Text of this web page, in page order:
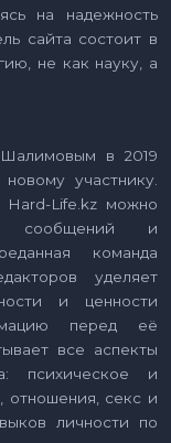
на надежность
сайта состоит в
не как науку, а
в 2019
участнику.
Life.kz можно
сообщений и
команда
уделяет
и ценности
перед её
все аспекты
психическое и
отношения, секс и
личности по